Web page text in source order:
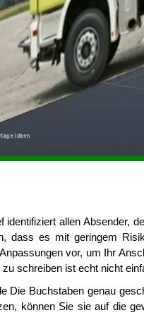
identifiziert allen Absender,
dass es mit geringem
vor, um Ihr
schreiben ist echt nicht
Die Buchstaben genau
können Sie sie auf die